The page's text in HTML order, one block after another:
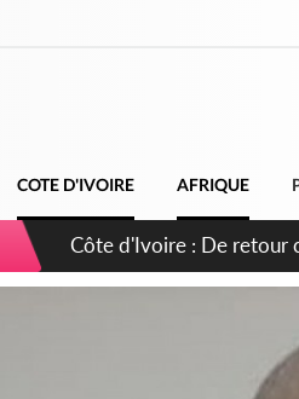
COTE D'IVOIRE AFRIQUE
Côte d'Ivoire : 66e
puissance et réaffirment